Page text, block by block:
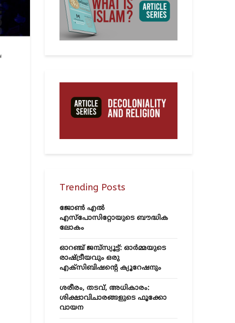
Trending Posts
ജോൺ എൽ
എസ്‌പോസിറ്റോയുടെ ബൗദ്ധിക
ലോകം
ഓറഞ്ച് ജമ്പ്സ്യൂട്ട്: ഓർമ്മയുടെ
രാഷ്ട്രീയവും ഒരു
എക്സിബിഷന്റെ ക്യൂറേഷനും
ശരീരം, തടവ്, അധികാരം:
ശിക്ഷാവിചാരങ്ങളുടെ ഫൂക്കോ
വായന